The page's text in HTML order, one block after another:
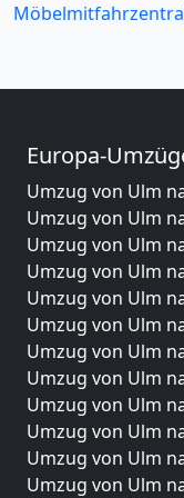
Europa-
Umzug von Ulm
Umzug von Ulm
Umzug von Ulm
Umzug von Ulm
Umzug von Ulm
Umzug von Ulm
Umzug von Ulm
Umzug von Ulm
Umzug von Ulm
Umzug von Ulm
Umzug von Ulm
Umzug von Ulm